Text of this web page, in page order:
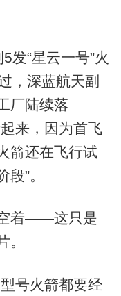
“星云一号”火
，深蓝航天副
厂陆续落
来，因为首飞
箭还在飞行试
”。
着——这只是
。
号火箭都要经